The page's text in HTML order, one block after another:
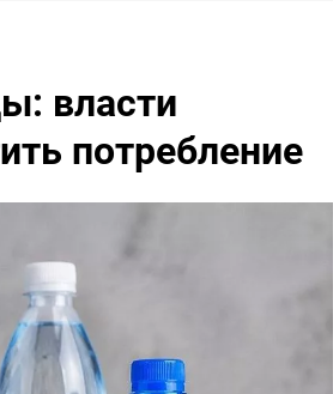
власти
потребление